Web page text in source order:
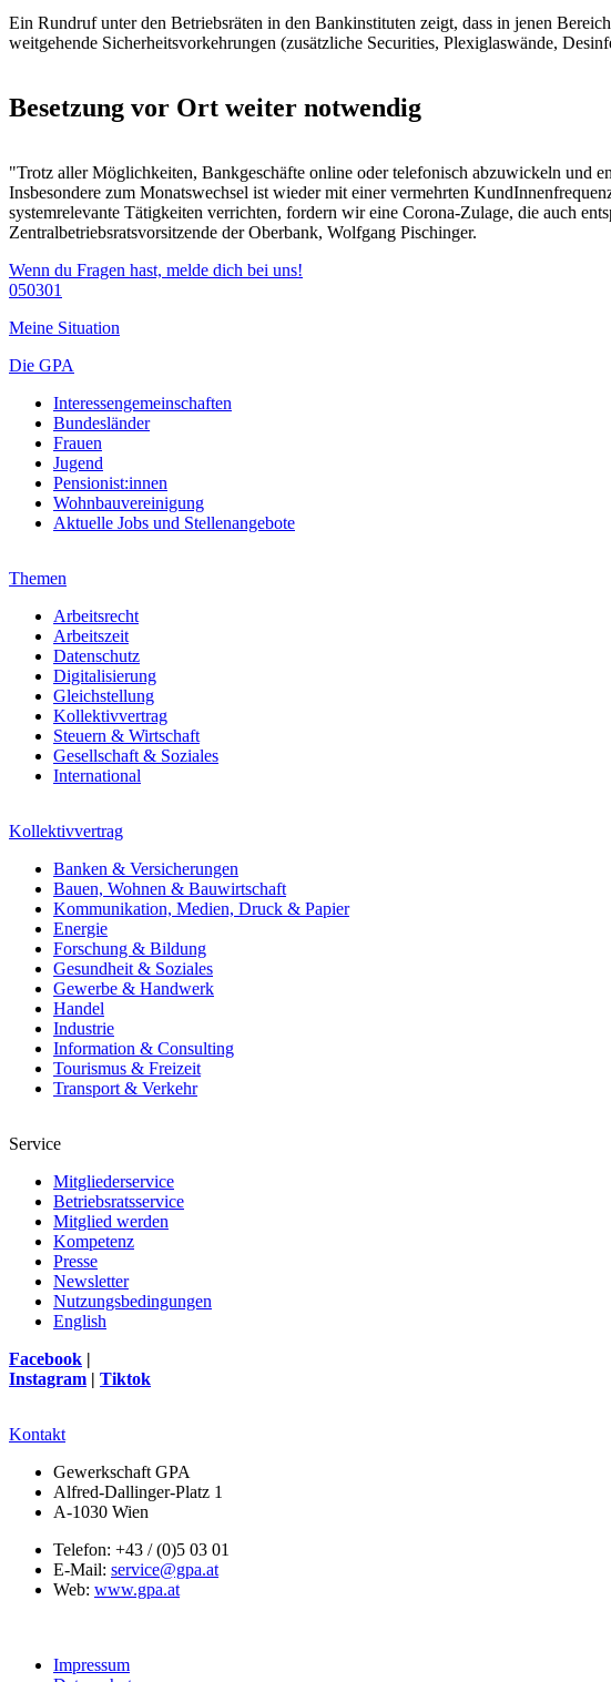
Ein Rundruf unter den Betriebsräten in den Bankinstituten zeigt, dass in jenen
weitgehende Sicherheitsvorkehrungen (zusätzliche Securities, Plexiglaswände,
Besetzung vor Ort weiter notwendig
"Trotz aller Möglichkeiten, Bankgeschäfte online oder telefonisch abzuwickeln und
Insbesondere zum Monatswechsel ist wieder mit einer vermehrten
systemrelevante Tätigkeiten verrichten, fordern wir eine Corona-Zulage, die auch
Zentralbetriebsratsvorsitzende der Oberbank, Wolfgang Pischinger.
Wenn du Fragen hast, melde dich bei uns!
050301
Meine Situation
Die GPA
Interessengemeinschaften
Bundesländer
Frauen
Jugend
Pensionist:innen
Wohnbauvereinigung
Aktuelle Jobs und Stellenangebote
Themen
Arbeitsrecht
Arbeitszeit
Datenschutz
Digitalisierung
Gleichstellung
Kollektivvertrag
Steuern & Wirtschaft
Gesellschaft & Soziales
International
Kollektivvertrag
Banken & Versicherungen
Bauen, Wohnen & Bauwirtschaft
Kommunikation, Medien, Druck & Papier
Energie
Forschung & Bildung
Gesundheit & Soziales
Gewerbe & Handwerk
Handel
Industrie
Information & Consulting
Tourismus & Freizeit
Transport & Verkehr
Service
Mitgliederservice
Betriebsratsservice
Mitglied werden
Kompetenz
Presse
Newsletter
Nutzungsbedingungen
English
Facebook |
Instagram | Tiktok
Kontakt
Gewerkschaft GPA
Alfred-Dallinger-Platz 1
A-1030 Wien
Telefon: +43 / (0)5 03 01
E-Mail: service@gpa.at
Web: www.gpa.at
Impressum